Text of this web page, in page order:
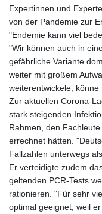
Expertinnen und
von der Pandemie zur
"Endemie kann viel
"Wir können auch in
gefährliche Variante
weiter mit großem
weiterentwickele, könne
Zur aktuellen Corona-
stark steigenden
Rahmen, den
errechnet hätten.
Fallzahlen unterwegs
Er verteidigte zudem
geltenden PCR-Tests
rationieren. "Für sehr
optimal geeignet, weil